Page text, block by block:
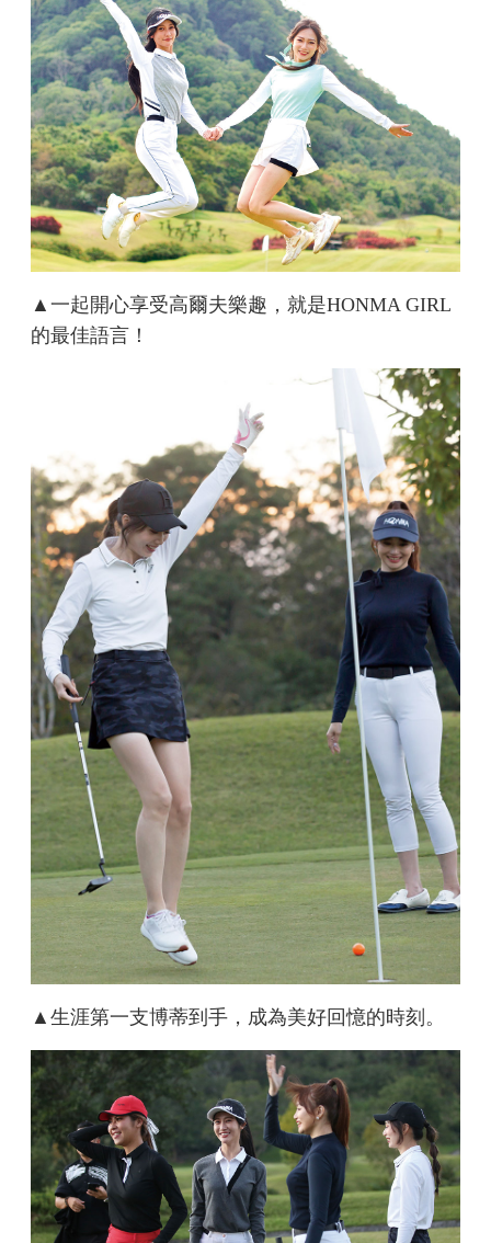
▲一起開心享受高爾夫樂趣，就是HONMA GIRL
的最佳語言！
▲生涯第一支博蒂到手，成為美好回憶的時刻。